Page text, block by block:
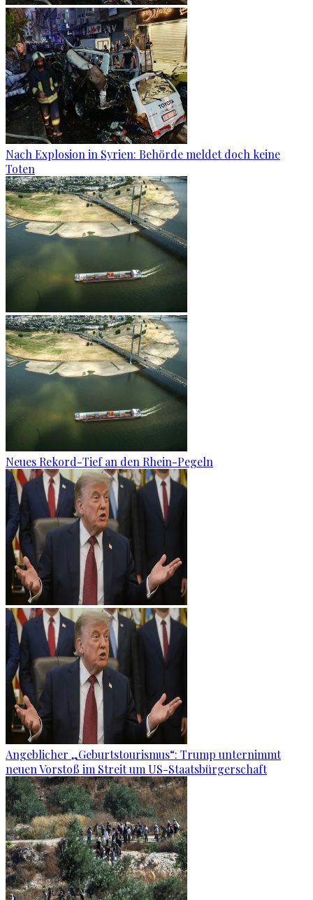
Nach Explosion in Syrien: Behörde meldet doch keine
Toten
Neues Rekord-Tief an den Rhein-Pegeln
Angeblicher „Geburtstourismus“: Trump unternimmt
neuen Vorstoß im Streit um US-Staatsbürgerschaft